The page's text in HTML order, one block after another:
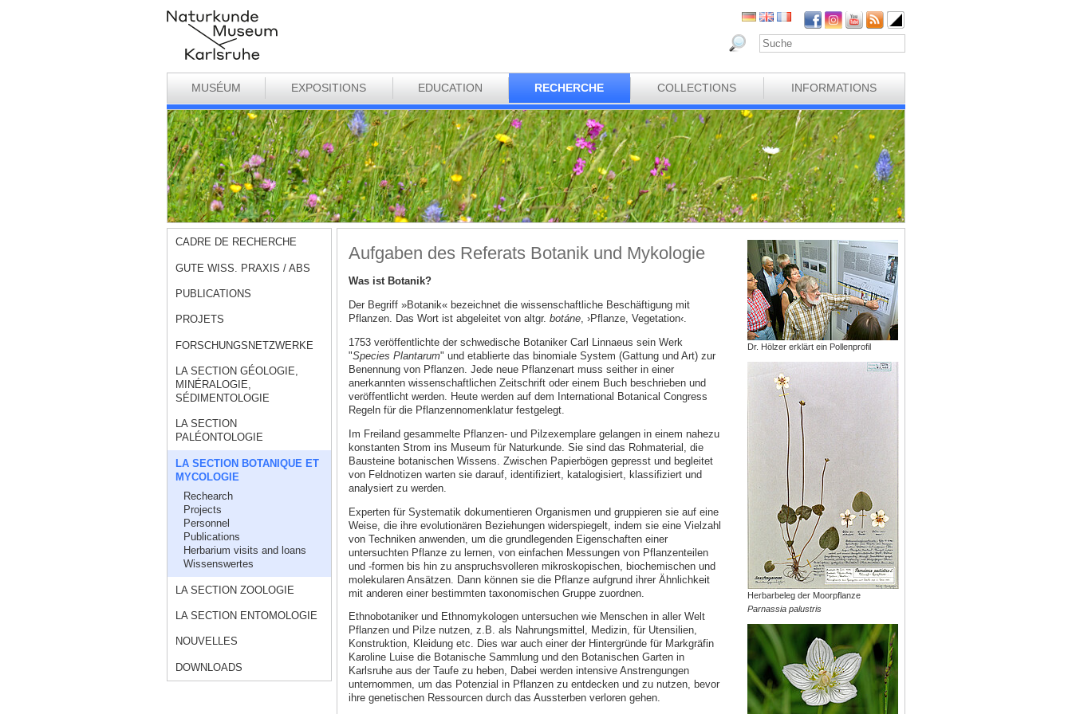
MUSÉUM EXPOSITIONS EDUCATION RECHERCHE COLLECTIONS INFORMATIONS
CADRE DE RECHERCHE
GUTE WISS. PRAXIS / ABS
PUBLICATIONS
PROJETS
FORSCHUNGSNETZWERKE
LA SECTION GÉOLOGIE,
MINÉRALOGIE,
SÉDIMENTOLOGIE
LA SECTION
PALÉONTOLOGIE
LA SECTION BOTANIQUE ET
MYCOLOGIE
Rechearch
Projects
Personnel
Publications
Herbarium visits and loans
Wissenswertes
LA SECTION ZOOLOGIE
LA SECTION ENTOMOLOGIE
NOUVELLES
DOWNLOADS
Aufgaben des Referats Botanik und Mykologie
Was ist Botanik?
Der Begriff »Botanik« bezeichnet die wissenschaftliche Beschäftigung mit
Pflanzen. Das Wort ist abgeleitet von altgr. botáne, ›Pflanze, Vegetation‹.
1753 veröffentlichte der schwedische Botaniker Carl Linnaeus sein Werk
"Species Plantarum" und etablierte das binomiale System (Gattung und Art) zur
Benennung von Pflanzen. Jede neue Pflanzenart muss seither in einer
anerkannten wissenschaftlichen Zeitschrift oder einem Buch beschrieben und
veröffentlicht werden. Heute werden auf dem International Botanical Congress
Regeln für die Pflanzennomenklatur festgelegt.
Im Freiland gesammelte Pflanzen- und Pilzexemplare gelangen in einem nahezu
konstanten Strom ins Museum für Naturkunde. Sie sind das Rohmaterial, die
Bausteine botanischen Wissens. Zwischen Papierbögen gepresst und begleitet
von Feldnotizen warten sie darauf, identifiziert, katalogisiert, klassifiziert und
analysiert zu werden.
Experten für Systematik dokumentieren Organismen und gruppieren sie auf eine
Weise, die ihre evolutionären Beziehungen widerspiegelt, indem sie eine Vielzahl
von Techniken anwenden, um die grundlegenden Eigenschaften einer
untersuchten Pflanze zu lernen, von einfachen Messungen von Pflanzenteilen
und -formen bis hin zu anspruchsvolleren mikroskopischen, biochemischen und
molekularen Ansätzen. Dann können sie die Pflanze aufgrund ihrer Ähnlichkeit
mit anderen einer bestimmten taxonomischen Gruppe zuordnen.
Ethnobotaniker und Ethnomykologen untersuchen wie Menschen in aller Welt
Pflanzen und Pilze nutzen, z.B. als Nahrungsmittel, Medizin, für Utensilien,
Konstruktion, Kleidung etc. Dies war auch einer der Hintergründe für Markgräfin
Karoline Luise die Botanische Sammlung und den Botanischen Garten in
Karlsruhe aus der Taufe zu heben, Dabei werden intensive Anstrengungen
unternommen, um das Potenzial in Pflanzen zu entdecken und zu nutzen, bevor
ihre genetischen Ressourcen durch das Aussterben verloren gehen.
Dr. Hölzer erklärt ein Pollenprofil
Herbarbeleg der Moorpflanze
Parnassia palustris